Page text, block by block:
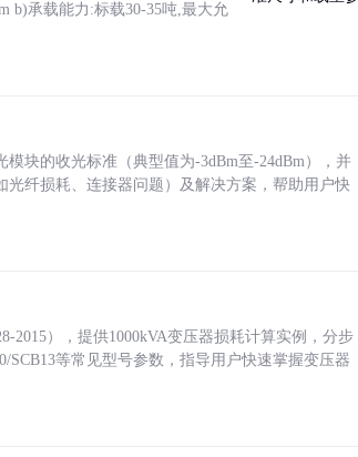
b)承载能力:标载30-35吨,最大允
块的收光标准（典型值为-3dBm至-24dBm），并
纤损耗、连接器问题）及解决方案，帮助用户快
2015），提供1000kVA变压器损耗计算实例，分步
等常见型号参数，指导用户快速掌握变压器